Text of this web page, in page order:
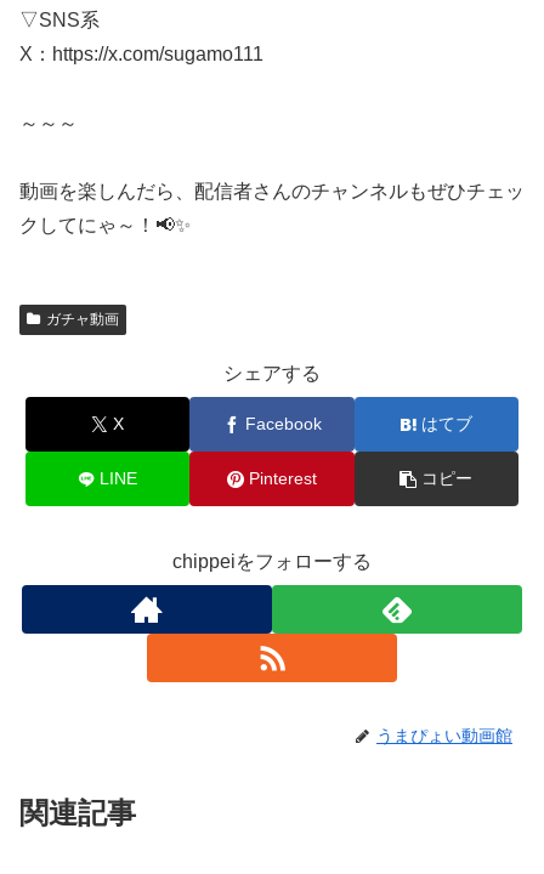
▽SNS系
X：https://x.com/sugamo111
～～～
動画を楽しんだら、配信者さんのチャンネルもぜひチェッ
クしてにゃ～！📢✨
ガチャ動画
シェアする
X Facebook はてブ
LINE Pinterest コピー
chippeiをフォローする
うまぴょい動画館
関連記事